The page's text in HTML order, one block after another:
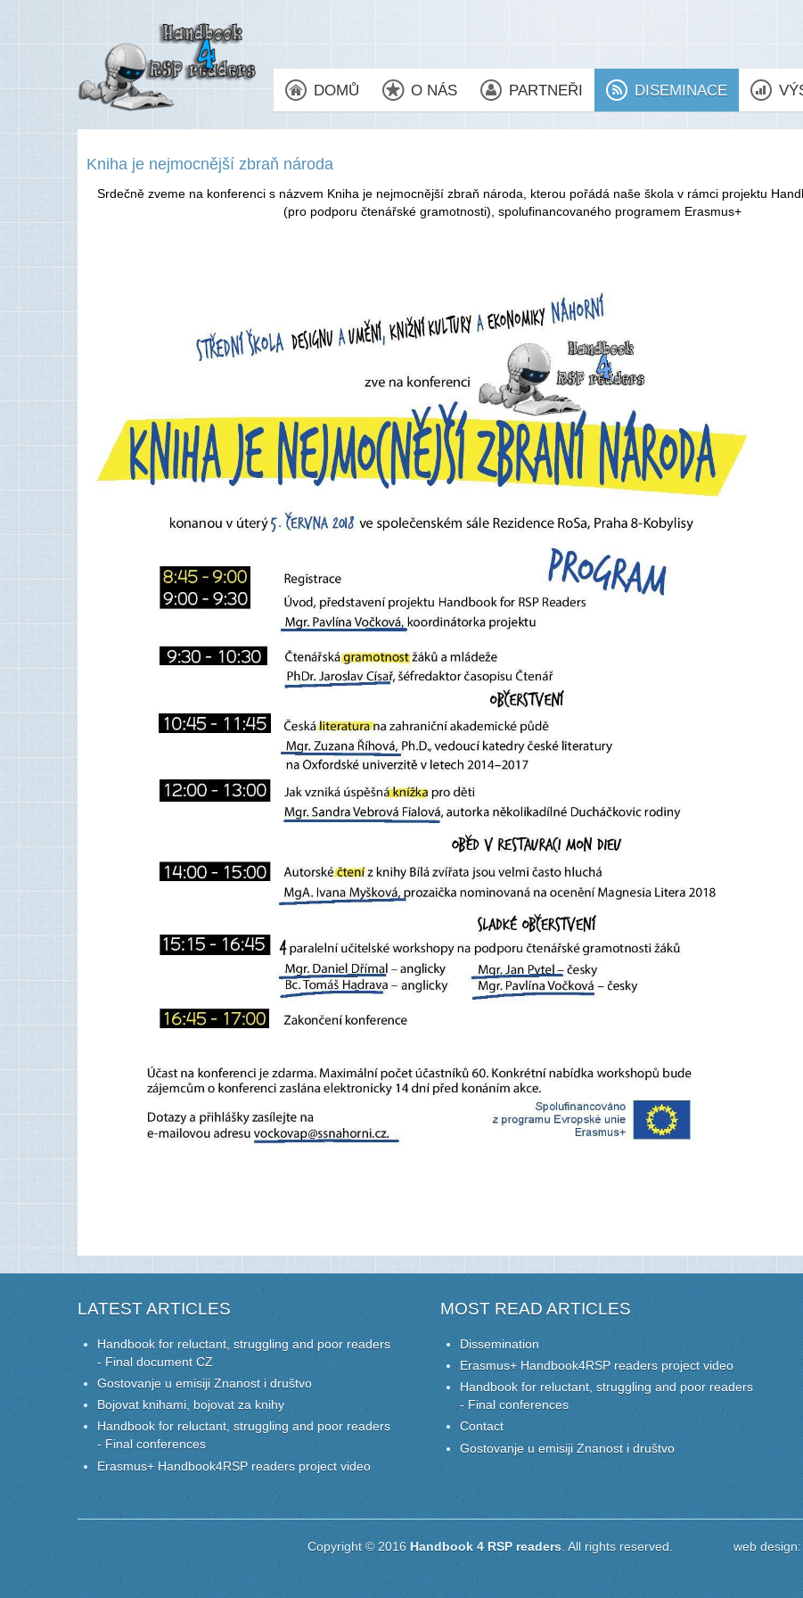
DOMŮ O NÁS PARTNEŘI DISEMINACE
Kniha je nejmocnější zbraň národa
Srdečně zveme na konferenci s názvem Kniha je nejmocnější zbraň národa, kterou pořádá naše škola v rámci projektu
(pro podporu čtenářské gramotnosti), spolufinancovaného programem Erasmus+
LATEST ARTICLES
Handbook for reluctant, struggling and poor readers
- Final document CZ
Gostovanje u emisiji Znanost i društvo
Bojovat knihami, bojovat za knihy
Handbook for reluctant, struggling and poor readers
- Final conferences
Erasmus+ Handbook4RSP readers project video
MOST READ ARTICLES
Dissemination
Erasmus+ Handbook4RSP readers project video
Handbook for reluctant, struggling and poor readers
- Final conferences
Contact
Gostovanje u emisiji Znanost i društvo
Copyright © 2016 Handbook 4 RSP readers . All rights reserved. web design: